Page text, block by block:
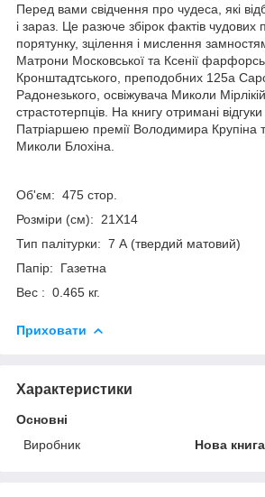
Перед вами свідчення про чудеса, які
і зараз. Це разюче збірок фактів чудових
порятунку, зцілення і мислення
Матрони Московської та Ксенії
Кронштадтського, преподобних 125а
Радонезького, освіжувача Миколи
страстотерпців. На книгу отримані
Патріаршею премії Володимира Крупіна
Миколи Блохіна.
Об'єм: 475 стор.
Розміри (см): 21X14
Тип палітурки: 7 А (твердий матовий)
Папір: Газетна
Вес : 0.465 кг.
Приховати
Характеристики
Основні
Виробник
Нова книга